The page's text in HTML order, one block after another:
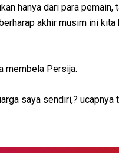
hanya dari para pemain,
akhir musim ini
membela Persija.
saya sendiri,? ucapnya